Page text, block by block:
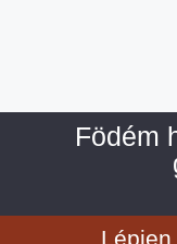
Födém